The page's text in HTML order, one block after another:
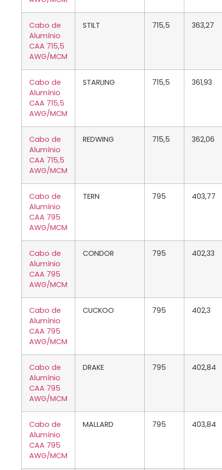
Cabo de
Alumínio
CAA 715,5
AWG/MCM
STILT 715,5 363,27
Cabo de
Alumínio
CAA 715,5
AWG/MCM
STARLING 715,5 361,93
Cabo de
Alumínio
CAA 715,5
AWG/MCM
REDWING 715,5 362,06
Cabo de
Alumínio
CAA 795
AWG/MCM
TERN 795 403,77
Cabo de
Alumínio
CAA 795
AWG/MCM
CONDOR 795 402,33
Cabo de
Alumínio
CAA 795
AWG/MCM
CUCKOO 795 402,3
Cabo de
Alumínio
CAA 795
AWG/MCM
DRAKE 795 402,84
Cabo de
Alumínio
CAA 795
AWG/MCM
MALLARD 795 403,84